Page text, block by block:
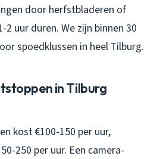
door herfstbladeren of
uur duren. We zijn binnen 30
spoedklussen in heel Tilburg.
in Tilburg
kost €100-150 per uur,
250 per uur. Een camera-